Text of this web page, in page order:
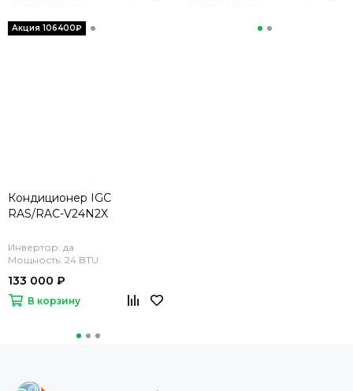
Кондиционер IGC
RAS/RAC-V24N2X
Инвертор: да
Мощность: 24 BTU
133 000 ₽
В корзину